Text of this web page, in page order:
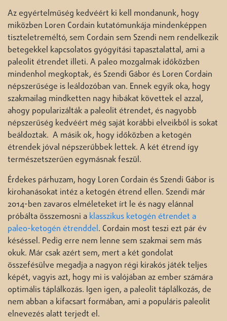
Az egyértelműség kedvéért ki kell mondanunk, hogy
miközben Loren Cordain kutatómunkája mindenképpen
tiszteletreméltó, sem Cordain sem Szendi nem rendelkezik
betegekkel kapcsolatos gyógyítási tapasztalattal, ami a
paleolit étrendet illeti. A paleo mozgalmak időközben
mindenhol megkoptak, és Szendi Gábor és Loren Cordain
népszerűsége is leáldozóban van. Ennek egyik oka, hogy
szakmailag mindketten nagy hibákat követtek el azzal,
ahogy popularizálták a paleolit étrendet, és nagyobb
népszerűség kedvéért még saját korábbi elveikből is sokat
beáldoztak. A másik ok, hogy időközben a ketogén
étrendek jóval népszerűbbek lettek. A két étrend így
természetszerűen egymásnak feszül.
Érdekes párhuzam, hogy Loren Cordain és Szendi Gábor is
kirohanásokat intéz a ketogén étrend ellen. Szendi már
2014-ben zavaros elméleteket írt le és nagy elánnal
próbálta összemosni a klasszikus ketogén étrendet a
paleo-ketogén étrenddel. Cordain most teszi ezt pár év
késéssel. Pedig erre nem lenne sem szakmai sem más
okuk. Már csak azért sem, mert a két gondolat
összefésülve megadja a nagyon régi kirakós játék teljes
képét, vagyis azt, hogy mi is valójában az ember számára
optimális táplálkozás. Igen igen, a paleolit táplálkozás, de
nem abban a kifacsart formában, ami a populáris paleolit
elnevezés alatt terjedt el.